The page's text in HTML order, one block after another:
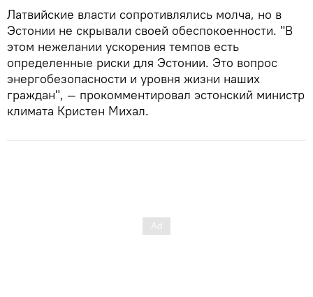
Латвийские власти сопротивлялись молча, но в
Эстонии не скрывали своей обеспокоенности. "В
этом нежелании ускорения темпов есть
определенные риски для Эстонии. Это вопрос
энергобезопасности и уровня жизни наших
граждан", — прокомментировал эстонский министр
климата Кристен Михал.